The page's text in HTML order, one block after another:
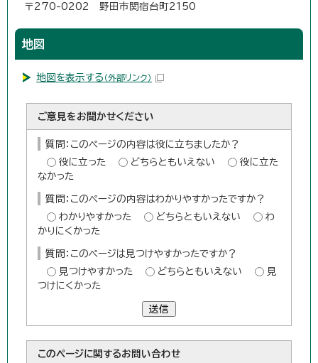
〒270-0202 野田市関宿台町2150
地図
地図を表示する （外部リンク）
ご意見をお聞かせください
質問：このページの内容は役に立ちましたか？
役に立った
どちらともいえない
役に立た
なかった
質問：このページの内容はわかりやすかったですか？
わかりやすかった
どちらともいえない
わ
かりにくかった
質問：このページは見つけやすかったですか？
見つけやすかった
どちらともいえない
見
つけにくかった
送信
このページに関するお問い合わせ